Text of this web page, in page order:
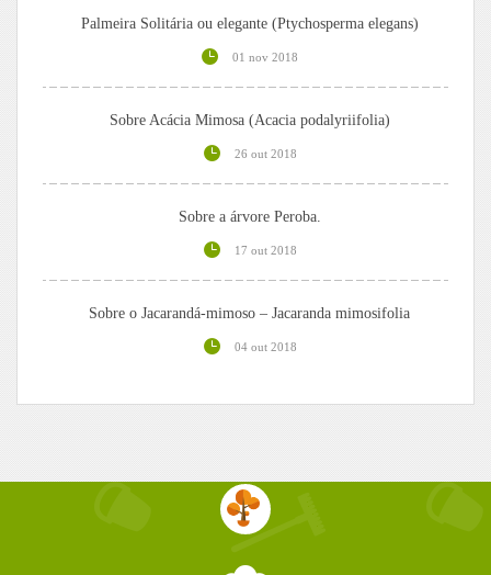
Palmeira Solitária ou elegante (Ptychosperma elegans)
01 nov 2018
Sobre Acácia Mimosa (Acacia podalyriifolia)
26 out 2018
Sobre a árvore Peroba.
17 out 2018
Sobre o Jacarandá-mimoso – Jacaranda mimosifolia
04 out 2018